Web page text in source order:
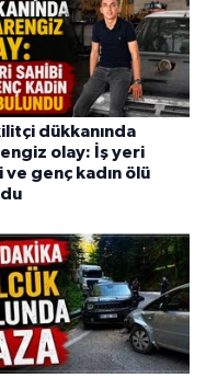
dükkanında
olay: İş yeri
ve genç kadın ölü